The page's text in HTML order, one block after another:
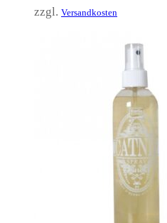
zzgl. Versandkosten